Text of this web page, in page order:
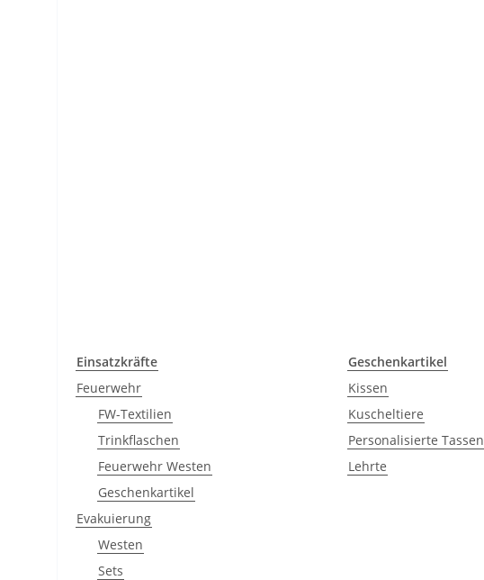
Einsatzkräfte
Feuerwehr
FW-Textilien
Trinkflaschen
Feuerwehr Westen
Geschenkartikel
Evakuierung
Westen
Sets
Geschenkartikel
Kissen
Kuscheltiere
Personalisierte Tassen
Lehrte